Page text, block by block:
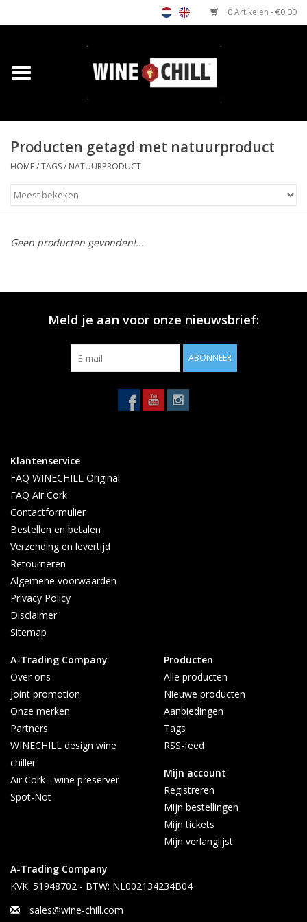
0 Artikelen - €0,00
Home
Relatiegeschenken
Producten getagd met natuurproduct
HOME/TAGS/ NATUURPRODUCT
Geen producten gevonden!...
Meld je aan voor onze nieuwsbrief:
ABONNEER
Klantenservice
FAQ WINECHILL Original
FAQ Air Cork
Contactformulier
Bestellen en betalen
Verzending en levertijd
Retourneren
Algemene voorwaarden
Privacy Policy
Disclaimer
Sitemap
A-Trading Company
Over ons
Joint promotion
Onze merken
Partners
WINECHILL design wine
chiller
Air Cork - wine preserver
Spot-Not
Producten
Alle producten
Nieuwe producten
Aanbiedingen
Tags
RSS-feed
Mijn account
Registreren
Mijn bestellingen
Mijn tickets
Mijn verlanglijst
A-Trading Company
KVK: 51948702 - BTW: NL002134234B04
sales@wine-chill.com